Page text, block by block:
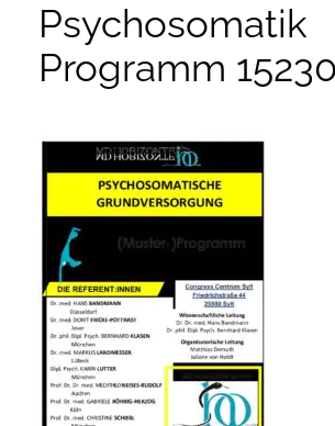
Psychosomatik
Programm